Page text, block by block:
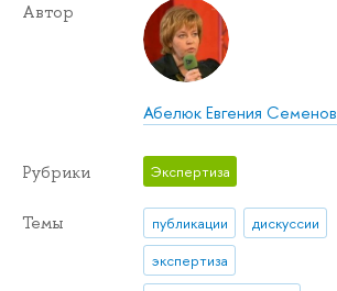
Автор
Абелюк Евгения
Рубрики Экспертиза
Темы публикации
дискуссии
экспертиза